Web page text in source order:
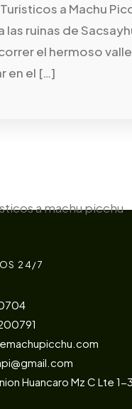
a Machu
las ruinas de
el hermoso
en el […]
24/7
Huancaro Mz C Lte 1-